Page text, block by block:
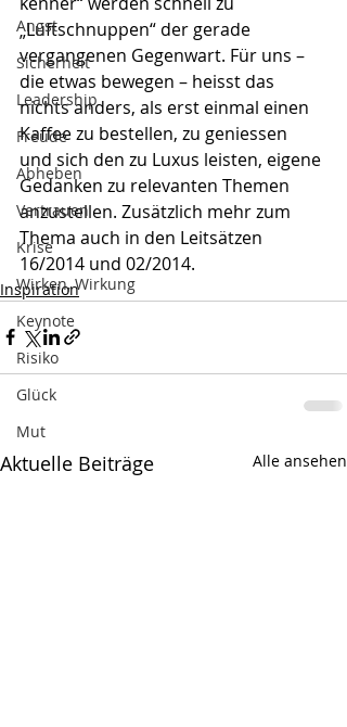
Angst
Sicherheit
Leadership
Freude
Abheben
Vertrauen
Krise
Wirken, Wirkung
Keynote
Risiko
Glück
Mut
„Luftschnuppen“ der gerade
vergangenen Gegenwart. Für uns –
die etwas bewegen – heisst das
nichts anders, als erst einmal einen
Kaffee zu bestellen, zu geniessen
und sich den zu Luxus leisten, eigene
Gedanken zu relevanten Themen
anzustellen. Zusätzlich mehr zum
Thema auch in den Leitsätzen
16/2014 und 02/2014.
Inspiration
Aktuelle Beiträge Alle ansehen